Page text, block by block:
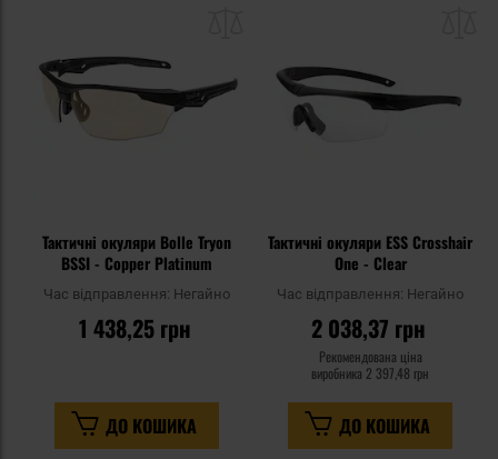
Тактичні окуляри Bolle Tryon
BSSI - Copper Platinum
Час відправлення: Негайно
1 438,25 грн
ДО КОШИКА
Тактичні окуляри ESS Crosshair
One - Clear
Час відправлення: Негайно
2 038,37 грн
Рекомендована ціна
виробника 2 397,48 грн
ДО КОШИКА